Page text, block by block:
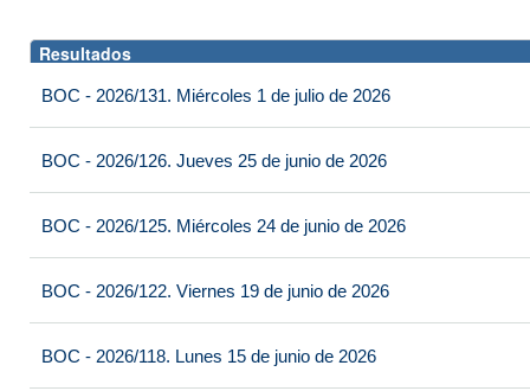
Resultados
BOC - 2026/131. Miércoles 1 de julio de 2026
BOC - 2026/126. Jueves 25 de junio de 2026
BOC - 2026/125. Miércoles 24 de junio de 2026
BOC - 2026/122. Viernes 19 de junio de 2026
BOC - 2026/118. Lunes 15 de junio de 2026